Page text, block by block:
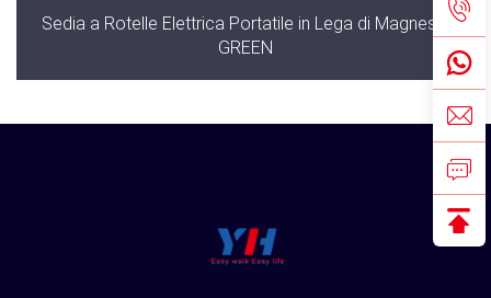
Sedia a Rotelle Elettrica Portatile in Lega di Magnesio
GREEN